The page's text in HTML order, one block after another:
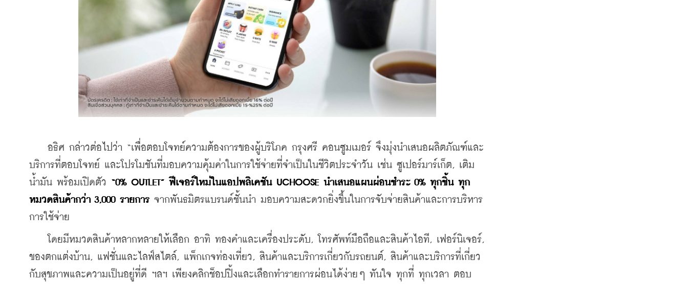
อธิศ กล่าวต่อไปว่า “เพื่อตอบโจทย์ความต้องการของผู้บริโภค กรุงศรี คอนซูมเมอร์ จึงมุ่งนำเสนอผลิตภัณฑ์และ
บริการที่ตอบโจทย์ และโปรโมชันที่มอบความคุ้มค่าในการใช้จ่ายที่จำเป็นในชีวิตประจำวัน เช่น ซูเปอร์มาร์เก็ต, เติม
น้ำมัน พร้อมเปิดตัว “0% OUTLET” ฟีเจอร์ใหม่ในแอปพลิเคชัน UCHOOSE นำเสนอแผนผ่อนชำระ 0% ทุกชิ้น ทุก
หมวดสินค้ากว่า 3,000 รายการ จากพันธมิตรแบรนด์ชั้นนำ มอบความสะดวกยิ่งขึ้นในการจับจ่ายสินค้าและการบริหาร
การใช้จ่าย
โดยมีหมวดสินค้าหลากหลายให้เลือก อาทิ ทองคำและเครื่องประดับ, โทรศัพท์มือถือและสินค้าไอที, เฟอร์นิเจอร์,
ของตกแต่งบ้าน, แฟชั่นและไลฟ์สไตล์, แพ็กเกจท่องเที่ยว, สินค้าและบริการเกี่ยวกับรถยนต์, สินค้าและบริการที่เกี่ยว
กับสุขภาพและความเป็นอยู่ที่ดี ฯลฯ เพียงคลิกช็อปปิ้งและเลือกทำรายการผ่อนได้ง่ายๆ ทันใจ ทุกที่ ทุกเวลา ตอบ